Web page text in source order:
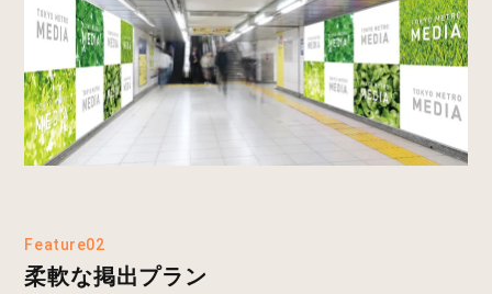
Feature02
柔軟な掲出プラン